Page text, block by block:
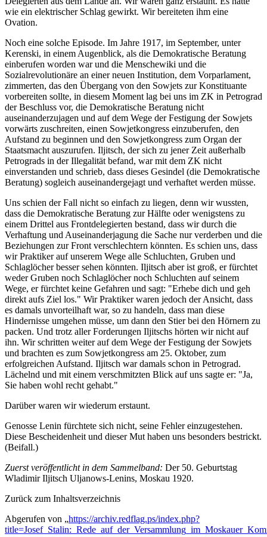
wie ein elektrischer Schlag gewirkt. Wir bereiteten ihm eine
Ovation.
Noch eine solche Episode. Im Jahre 1917, im September, unter
Kerenski, in einem Augenblick, als die Demokratische Beratung
einberufen worden war und die Menschewiki und die
Sozialrevolutionäre an einer neuen Institution, dem Vorparlament,
zimmerten, das den Übergang von den Sowjets zur Konstituante
vorbereiten sollte, in diesem Moment lag bei uns im ZK in Petrograd
der Beschluss vor, die Demokratische Beratung nicht
auseinanderzujagen und auf dem Wege der Festigung der Sowjets
vorwärts zuschreiten, einen Sowjetkongress einzuberufen, den
Aufstand zu beginnen und den Sowjetkongress zum Organ der
Staatsmacht auszurufen. Iljitsch, der sich zu jener Zeit außerhalb
Petrograds in der Illegalität befand, war mit dem ZK nicht
einverstanden und schrieb, dass dieses Gesindel (die Demokratische
Beratung) sogleich auseinandergejagt und verhaftet werden müsse.
Uns schien der Fall nicht so einfach zu liegen, denn wir wussten,
dass die Demokratische Beratung zur Hälfte oder wenigstens zu
einem Drittel aus Frontdelegierten bestand, dass wir durch die
Verhaftung und Auseinanderjagung die Sache nur verderben und die
Beziehungen zur Front verschlechtern könnten. Es schien uns, dass
wir Praktiker auf unserem Wege alle Schluchten, Gruben und
Schlaglöcher besser sehen könnten. Iljitsch aber ist groß, er fürchtet
weder Gruben noch Schlaglöcher noch Schluchten auf seinem
Wege, er fürchtet keine Gefahren und sagt: "Erhebe dich und geh
direkt aufs Ziel los." Wir Praktiker waren jedoch der Ansicht, dass
es damals unvorteilhaft war, so zu handeln, dass man diese
Hindernisse umgehen müsse, um dann den Stier bei den Hörnern zu
packen. Und trotz aller Forderungen Iljitschs hörten wir nicht auf
ihn. Wir schritten weiter auf dem Wege der Festigung der Sowjets
und brachten es zum Sowjetkongress am 25. Oktober, zum
erfolgreichen Aufstand. Iljitsch war damals schon in Petrograd.
Lächelnd und mit einem verschmitzten Blick auf uns sagte er: "Ja,
Sie haben wohl recht gehabt."
Darüber waren wir wiederum erstaunt.
Genosse Lenin fürchtete sich nicht, seine Fehler einzugestehen.
Diese Bescheidenheit und dieser Mut haben uns besonders bestrickt.
(Beifall.)
Zuerst veröffentlicht in dem Sammelband: Der 50. Geburtstag
Wladimir Iljitsch Uljanows-Lenins, Moskau 1920.
Zurück zum Inhaltsverzeichnis
Abgerufen von „https://archiv.redflag.ps/index.php?